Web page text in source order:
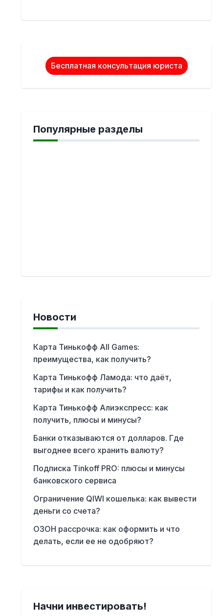
Бесплатная консультация юриста
Популярные разделы
Новости
Карта Тинькофф All Games:
преимущества, как получить?
Карта Тинькофф Ламода: что даёт,
тарифы и как получить?
Карта Тинькофф Алиэкспресс: как
получить, плюсы и минусы?
Банки отказываются от долларов. Где
выгоднее всего хранить валюту?
Подписка Tinkoff PRO: плюсы и минусы
банковского сервиса
Ограничение QIWI кошелька: как вывести
деньги со счета?
ОЗОН рассрочка: как оформить и что
делать, если ее не одобряют?
Начни инвестировать!